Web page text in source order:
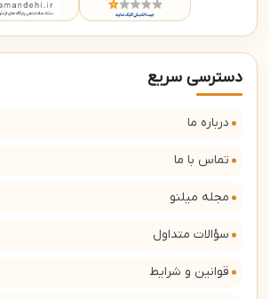
دسترسی سریع
درباره ما
تماس با ما
مجله میلنو
سؤالات متداول
قوانین و شرایط